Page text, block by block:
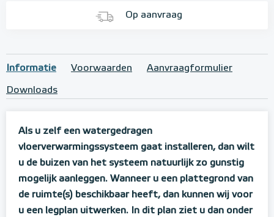
Op aanvraag
Informatie Voorwaarden Aanvraagformulier
Downloads
Als u zelf een watergedragen
vloerverwarmingssysteem gaat installeren, dan wilt
u de buizen van het systeem natuurlijk zo gunstig
mogelijk aanleggen. Wanneer u een plattegrond van
de ruimte(s) beschikbaar heeft, dan kunnen wij voor
u een legplan uitwerken. In dit plan ziet u dan onder